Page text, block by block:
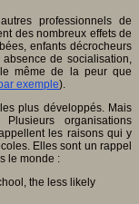
professionnels de
des nombreux effets de
enfants décrocheurs
de socialisation,
même de la peur que
exemple).
plus développés. Mais
organisations
les raisons qui y
Elles sont un rappel
le monde :
the less likely